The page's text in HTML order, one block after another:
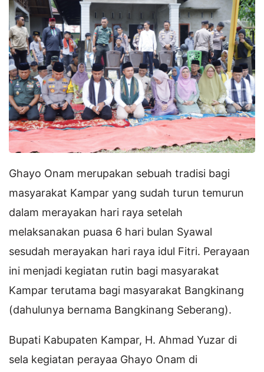
Ghayo Onam merupakan sebuah tradisi bagi
masyarakat Kampar yang sudah turun temurun
dalam merayakan hari raya setelah
melaksanakan puasa 6 hari bulan Syawal
sesudah merayakan hari raya idul Fitri. Perayaan
ini menjadi kegiatan rutin bagi masyarakat
Kampar terutama bagi masyarakat Bangkinang
(dahulunya bernama Bangkinang Seberang).
Bupati Kabupaten Kampar, H. Ahmad Yuzar di
sela kegiatan perayaa Ghayo Onam di